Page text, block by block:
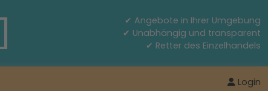
✔ Angebote in Ihrer Umgebung
✔ Unabhängig und transparent
✔ Retter des Einzelhandels
Login